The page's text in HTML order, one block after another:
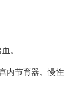
。
内节育器、慢性